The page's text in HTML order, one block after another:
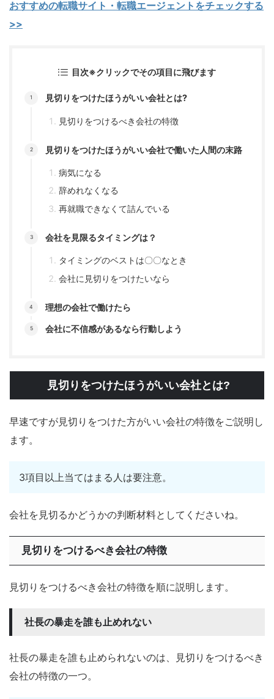
おすすめの転職サイト・転職エージェントをチェックする
>>
目次※クリックでその項目に飛びます
見切りをつけたほうがいい会社とは?
見切りをつけるべき会社の特徴
見切りをつけたほうがいい会社で働いた人間の末路
病気になる
辞めれなくなる
再就職できなくて詰んでいる
会社を見限るタイミングは？
タイミングのベストは〇〇なとき
会社に見切りをつけたいなら
理想の会社で働けたら
会社に不信感があるなら行動しよう
見切りをつけたほうがいい会社とは?
早速ですが見切りをつけた方がいい会社の特徴をご説明し
ます。
3項目以上当てはまる人は要注意。
会社を見切るかどうかの判断材料としてくださいね。
見切りをつけるべき会社の特徴
見切りをつけるべき会社の特徴を順に説明します。
社長の暴走を誰も止めれない
社長の暴走を誰も止められないのは、見切りをつけるべき
会社の特徴の一つ。